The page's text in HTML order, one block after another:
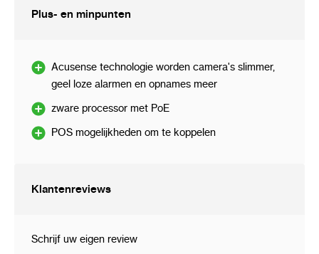
8 Kanalen - Audio van de camera"s
Bidirectionele audio-ondersteuning
Audio-ingang: 1 st. Microfoon, CINCH
Beeldcompressiemethode: H.265+ / H.265 /
Ondersteunde harde schijven: 2 x 8 TB SATA
Plus- en minpunten
Acusense technologie worden camera's slimmer,
geel loze alarmen en opnames meer
zware processor met PoE
POS mogelijkheden om te koppelen
Klantenreviews
Schrijf uw eigen review